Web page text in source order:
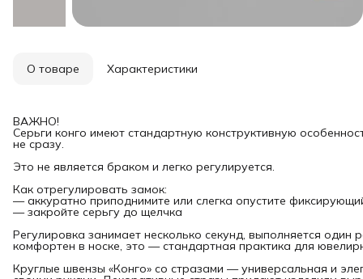
О товаре Характеристики
ВАЖНО!
Серьги конго имеют стандартную конструктивную
не сразу.
Это не является браком и легко регулируется.
Как отрегулировать замок:
— аккуратно приподнимите или слегка опустите
— закройте серьгу до щелчка
Регулировка занимает несколько секунд, выполняется один
комфортен в носке, это — стандартная практика для
Круглые швензы «Конго» со стразами — универсальная и